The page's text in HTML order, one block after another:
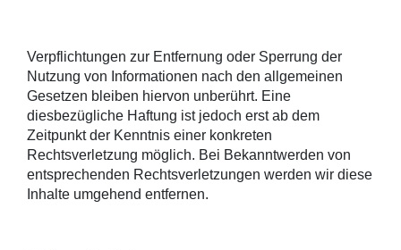
Verpflichtungen zur Entfernung oder Sperrung der
Nutzung von Informationen nach den allgemeinen
Gesetzen bleiben hiervon unberührt. Eine
diesbezügliche Haftung ist jedoch erst ab dem
Zeitpunkt der Kenntnis einer konkreten
Rechtsverletzung möglich. Bei Bekanntwerden von
entsprechenden Rechtsverletzungen werden wir diese
Inhalte umgehend entfernen.